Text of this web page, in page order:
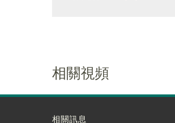
相關視頻
相關訊息